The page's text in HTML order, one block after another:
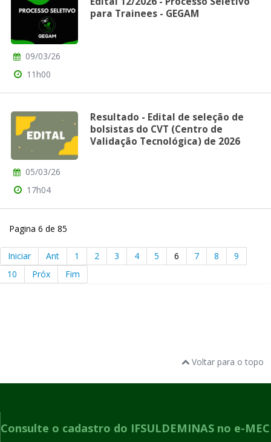
para Trainees - GEGAM
09/03/26
11h00
Resultado - Edital de seleção de
bolsistas do CVT (Centro de
Validação Tecnológica) de 2026
05/03/26
17h04
Pagina 6 de 85
Iniciar Ant 1 2 3 4 5 6 7 8
9
10
Próx Fim
Voltar para o topo
Consulte o cadastro do IFSULDEMINAS no e-MEC